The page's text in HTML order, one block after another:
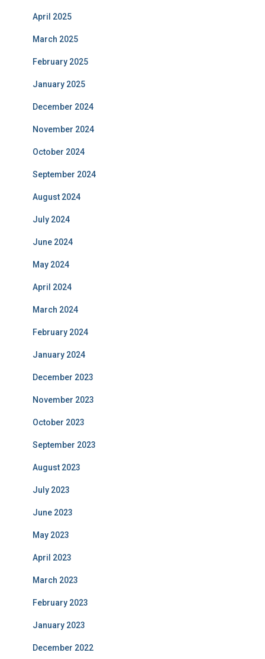
April 2025
March 2025
February 2025
January 2025
December 2024
November 2024
October 2024
September 2024
August 2024
July 2024
June 2024
May 2024
April 2024
March 2024
February 2024
January 2024
December 2023
November 2023
October 2023
September 2023
August 2023
July 2023
June 2023
May 2023
April 2023
March 2023
February 2023
January 2023
December 2022